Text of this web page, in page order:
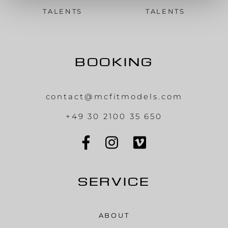
TALENTS TALENTS
BOOKING
contact@mcfitmodels.com
+49 30 2100 35 650
SERVICE
ABOUT